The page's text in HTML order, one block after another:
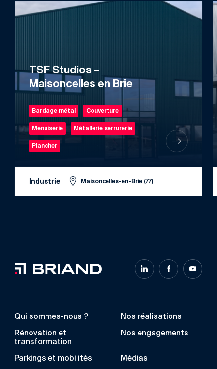
TSF Studios –
Maisoncelles en Brie
Bardage métal Couverture
Menuiserie Métallerie serrurerie
Plancher
Industrie Maisoncelles-en-Brie (77)
Qui sommes-nous ? Nos réalisations
Rénovation et
transformation
Nos engagements
Parkings et mobilités Médias